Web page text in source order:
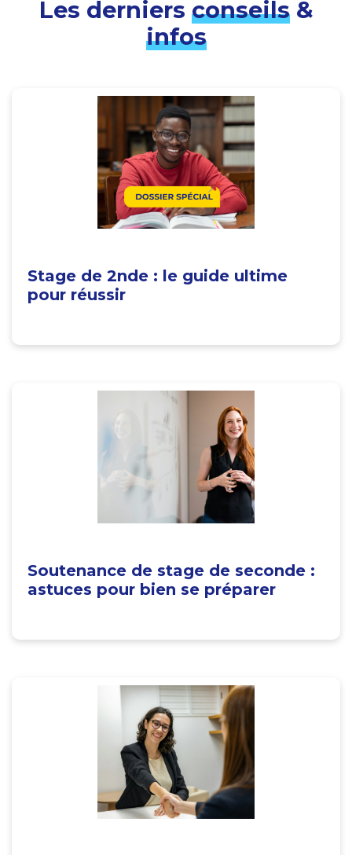
Les derniers conseils&
infos
Stage de 2nde : le guide ultime
pour réussir
Soutenance de stage de seconde :
astuces pour bien se préparer